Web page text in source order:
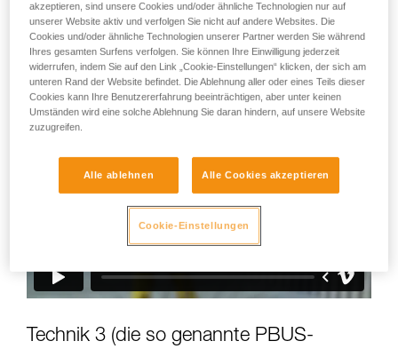
Diese Technik wird empfohlen, um schnell eine große Menge
Seil einzuziehen oder wenn das zum Kletterer gerichtete Seil
nicht gestrafft ist. Achtung: Die Bremshand „tunnelt" am Seil
entlang, darf das Seil aber auf keinen Fall loslassen.
Technik 3 (die so genannte PBUS-
akzeptieren, sind unsere Cookies und/oder ähnliche Technologien nur auf
unserer Website aktiv und verfolgen Sie nicht auf andere Websites. Die
Cookies und/oder ähnliche Technologien unserer Partner werden Sie während
Ihres gesamten Surfens verfolgen. Sie können Ihre Einwilligung jederzeit
widerrufen, indem Sie auf den Link „Cookie-Einstellungen“ klicken, der sich am
unteren Rand der Website befindet. Die Ablehnung aller oder eines Teils dieser
Cookies kann Ihre Benutzererfahrung beeinträchtigen, aber unter keinen
Umständen wird eine solche Ablehnung Sie daran hindern, auf unsere Website
zuzugreifen.
Alle ablehnen Alle Cookies akzeptieren
Cookie-Einstellungen